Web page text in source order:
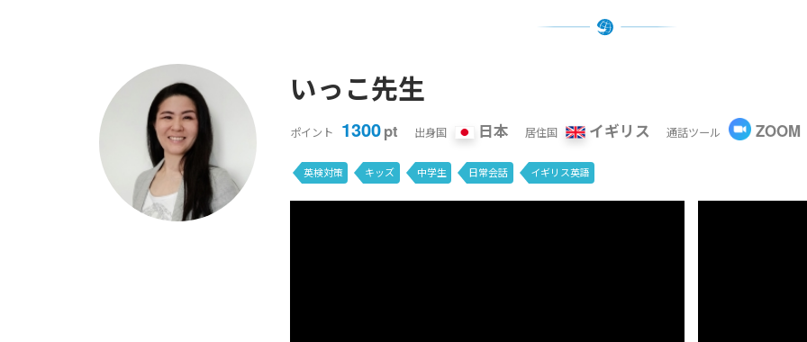
いっこ先生
ポイント 1300pt 出身国 日本 居住国 イギリス 通話ツール ZOOM
英検対策 キッズ 中学生 日常会話 イギリス英語